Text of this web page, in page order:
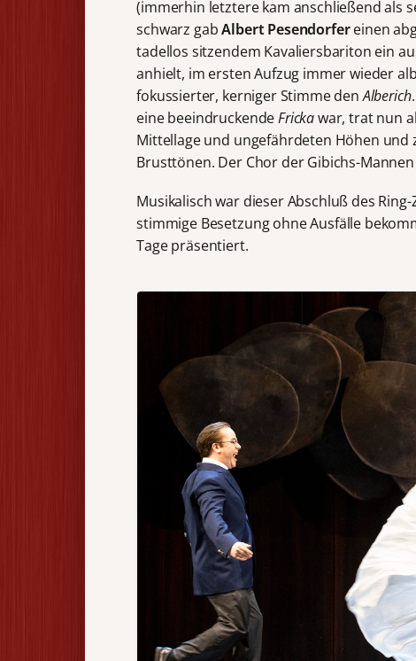
(immerhin letztere kam anschließend als
schwarz gabAlbert Pesendorfereinen
tadellos sitzendem Kavaliersbariton ein
anhielt, im ersten Aufzug immer wieder
fokussierter, kerniger Stimme denAlberich
eine beeindruckendeFrickawar, trat nun
Mittellage und ungefährdeten Höhen und
Brusttönen. Der Chor der Gibichs-
Musikalisch war dieser Abschluß des
stimmige Besetzung ohne Ausfälle
Tage präsentiert.